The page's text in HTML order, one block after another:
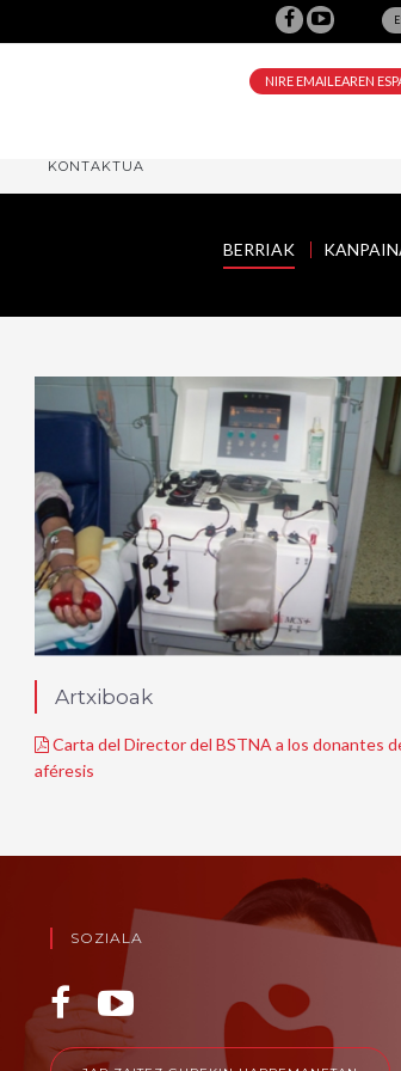
NIRE EMAILEAREN
KONTAKTUA
BERRIAK
Artxiboak
Carta del Director del BSTNA a los donantes
aféresis
SOZIALA